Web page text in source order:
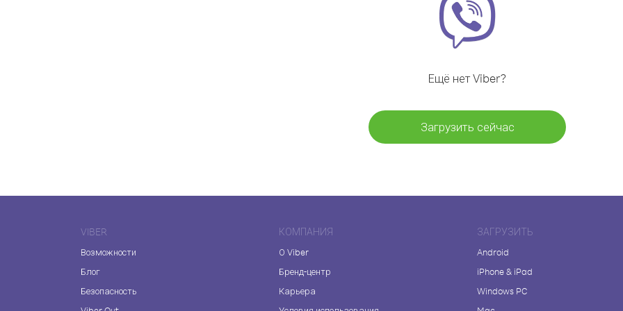
Ещё нет Viber?
Загрузить сейчас
VIBER
Возможности
Блог
Безопасность
КОМПАНИЯ
О Viber
Бренд-центр
Карьера
ЗАГРУЗИТЬ
Android
iPhone & iPad
Windows PC